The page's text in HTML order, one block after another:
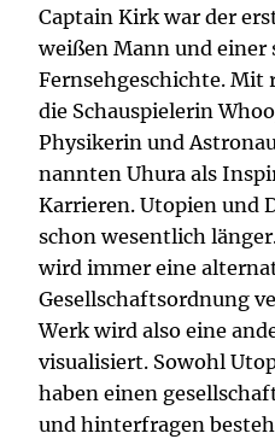
Captain Kirk war der
weißen Mann und einer
Fernsehgeschichte. Mit
die Schauspielerin
Physikerin und
nannten Uhura als
Karrieren. Utopien und
schon wesentlich
wird immer eine
Gesellschaftsordnung
Werk wird also eine
visualisiert. Sowohl
haben einen
und hinterfragen